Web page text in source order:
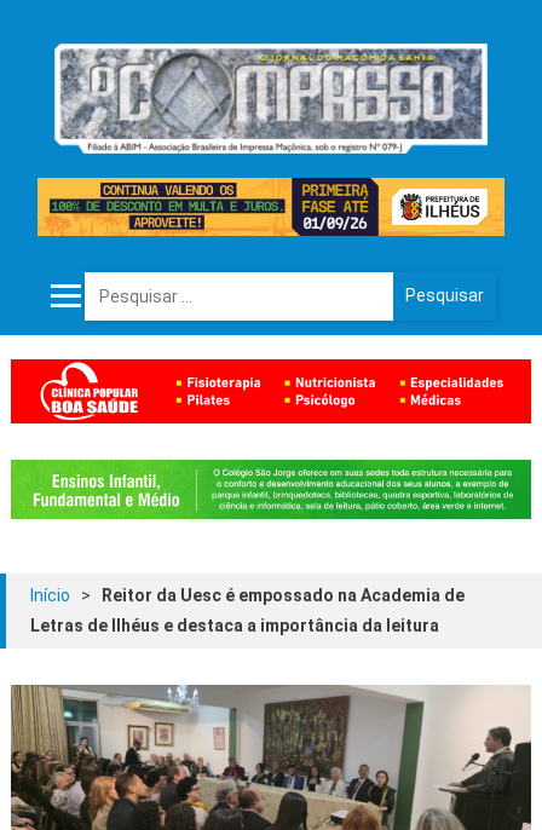
Pesquisar por:
Início >
Reitor da Uesc é empossado na Academia de
Letras de Ilhéus e destaca a importância da leitura